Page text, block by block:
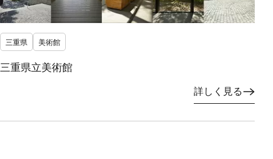
三重県 美術館
三重県立美術館
詳しく見る